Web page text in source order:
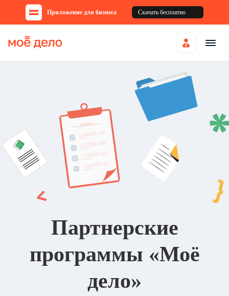
Приложение для бизнеса Скачать бесплатно
Партнерские
программы «Моё
дело»